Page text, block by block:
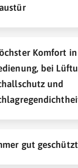
Komfort
bei
und
gut geschützt